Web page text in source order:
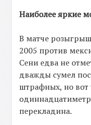
Наиболее яркие
В матче
2005 против
Сени едва не
дважды сумел
штрафных, но вот
перекладина.